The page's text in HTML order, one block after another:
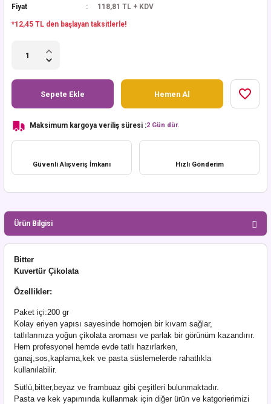
Fiyat 118,81 TL + KDV
*12,45 TL den başlayan taksitlerle!
Sepete Ekle Hemen Al
Maksimum kargoya veriliş süresi :2 Gün dür.
Güvenli Alışveriş İmkanı Hızlı Gönderim
Ürün Bilgisi
Bitter
Kuvertür Çikolata
Özellikler:
Paket içi:200 gr
Kolay eriyen yapısı sayesinde homojen bir kıvam sağlar,
tatlılarınıza yoğun çikolata aroması ve parlak bir görünüm kazandırır.
Hem profesyonel hemde evde tatlı hazırlarken,
ganaj,sos,kaplama,kek ve pasta süslemelerde rahatlıkla
kullanılabilir.
Sütlü,bitter,beyaz ve frambuaz gibi çeşitleri bulunmaktadır.
Pasta ve kek yapımında kullanmak için diğer ürün ve katgorierimizi